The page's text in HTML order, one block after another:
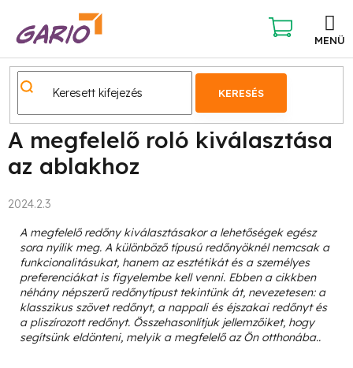
KERESÉS
KOSÁR
A megfelelő roló kiválasztása
az ablakhoz
2024.2.3
A megfelelő redőny kiválasztásakor a lehetőségek egész
sora nyílik meg. A különböző típusú redőnyöknél nemcsak a
funkcionalitásukat, hanem az esztétikát és a személyes
preferenciákat is figyelembe kell venni. Ebben a cikkben
néhány népszerű redőnytípust tekintünk át, nevezetesen: a
klasszikus szövet redőnyt, a nappali és éjszakai redőnyt és
a pliszírozott redőnyt. Összehasonlítjuk jellemzőiket, hogy
segítsünk eldönteni, melyik a megfelelő az Ön otthonába..